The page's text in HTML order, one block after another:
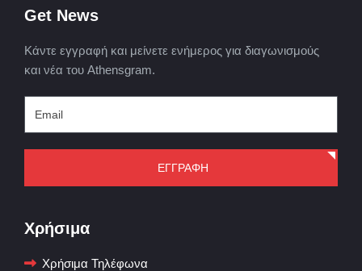
Get News
Κάντε εγγραφή και μείνετε ενήμερος για διαγωνισμούς
και νέα του Athensgram.
ΕΓΓΡΑΦΗ
Χρήσιμα
Χρήσιμα Τηλέφωνα